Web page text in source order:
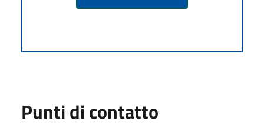
Punti di contatto